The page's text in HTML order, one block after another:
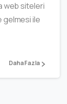
web siteleri
gelmesi ile
Daha Fazla